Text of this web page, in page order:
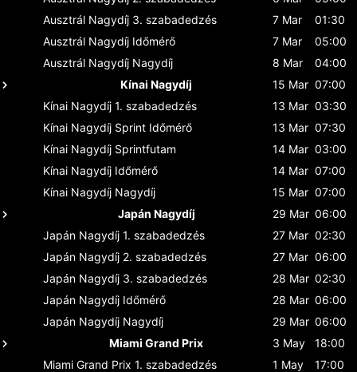
Ausztrál Nagydíj 3. szabadedzés 7 Mar
01:30
Ausztrál Nagydíj Időmérő 7 Mar
05:00
Ausztrál Nagydíj Nagydíj 8 Mar
04:00
Kínai Nagydíj
15 Mar 07:00
Kínai Nagydíj 1. szabadedzés 13 Mar 03:30
Kínai Nagydíj Sprint Időmérő 13 Mar 07:30
Kínai Nagydíj Sprintfutam 14 Mar 03:00
Kínai Nagydíj Időmérő 14 Mar 07:00
Kínai Nagydíj Nagydíj 15 Mar 07:00
Japán Nagydíj
29 Mar 06:00
Japán Nagydíj 1. szabadedzés 27 Mar 02:30
Japán Nagydíj 2. szabadedzés 27 Mar 06:00
Japán Nagydíj 3. szabadedzés 28 Mar 02:30
Japán Nagydíj Időmérő 28 Mar 06:00
Japán Nagydíj Nagydíj 29 Mar 06:00
Miami Grand Prix
3 May
18:00
Miami Grand Prix 1. szabadedzés 1 May
17:00